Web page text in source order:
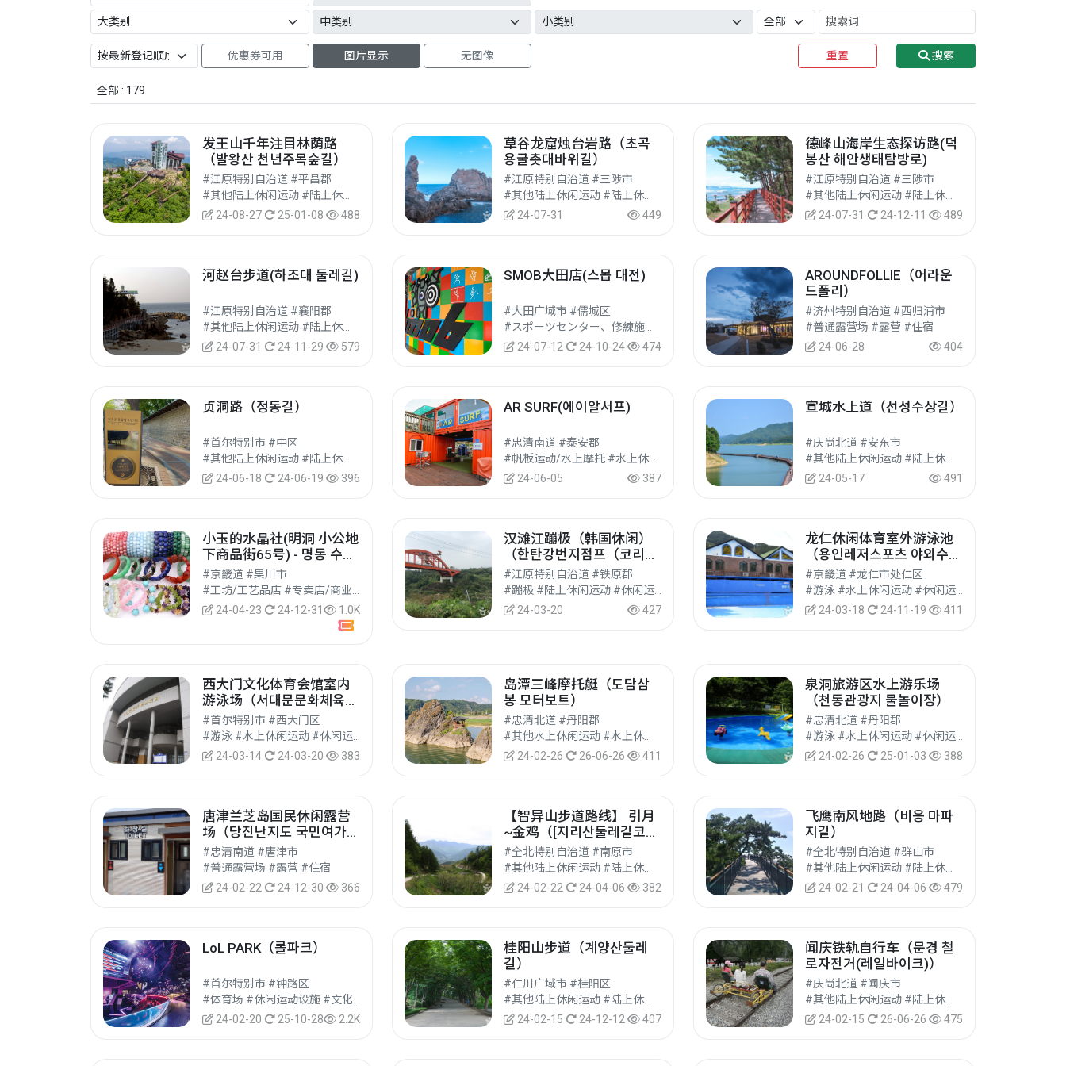
优惠券可用 图片显示 无图像 重置 搜索
全部 : 179
发王山千年注目林荫路
（발왕산 천년주목숲길）
#江原特别自治道 #平昌郡
#其他陆上休闲运动 #陆上休闲运动 #休闲运动
24-08-27
25-01-08 488
草谷龙窟烛台岩路（초곡
용굴촛대바위길）
#江原特别自治道 #三陟市
#其他陆上休闲运动 #陆上休闲运动 #休闲运动
24-07-31
449
德峰山海岸生态探访路(덕
봉산 해안생태탐방로)
#江原特别自治道 #三陟市
#其他陆上休闲运动 #陆上休闲运动 #休闲运动
24-07-31
24-12-11 489
河赵台步道(하조대 둘레길)
#江原特别自治道 #襄阳郡
#其他陆上休闲运动 #陆上休闲运动 #休闲运动
24-07-31
24-11-29 579
SMOB大田店(스몹 대전)
#大田广域市 #儒城区
24-07-12
24-10-24 474
AROUNDFOLLIE（어라운
드폴리）
#济州特别自治道 #西归浦市
#普通露营场 #露营 #住宿
24-06-28
404
贞洞路（정동길）
#首尔特别市 #中区
#其他陆上休闲运动 #陆上休闲运动 #休闲运动
24-06-18
24-06-19 396
AR SURF(에이알서프)
#忠清南道 #泰安郡
#帆板运动/水上摩托 #水上休闲运动 #休闲运动
24-06-05
387
宣城水上道（선성수상길）
#庆尚北道 #安东市
#其他陆上休闲运动 #陆上休闲运动 #休闲运动
24-05-17
491
小玉的水晶社(明洞 小公地
下商品街65号) - 명동 수정
사
#京畿道 #果川市
24-04-23
24-12-31 1.0K
汉滩江蹦极（韩国休闲）
（한탄강번지점프（코리아
레저））
#江原特别自治道 #铁原郡
24-03-20
427
龙仁休闲体育室外游泳池
（용인레저스포츠 야외수영
장）
#京畿道 #龙仁市处仁区
24-03-18
24-11-19 411
西大门文化体育会馆室内
游泳场（서대문문화체육회
관 실내수영장）
#首尔特别市 #西大门区
24-03-14
24-03-20 383
岛潭三峰摩托艇（도담삼
봉 모터보트）
#忠清北道 #丹阳郡
#其他水上休闲运动 #水上休闲运动 #休闲运动
24-02-26
26-06-26 411
泉洞旅游区水上游乐场
（천동관광지 물놀이장）
#忠清北道 #丹阳郡
24-02-26
25-01-03 388
唐津兰芝岛国民休闲露营
场（당진난지도 국민여가캠
핑장）
#忠清南道 #唐津市
#普通露营场 #露营 #住宿
24-02-22
24-12-30 366
【智异山步道路线】 引月
~金鸡（[지리산둘레길코
스]인월~금계）
#全北特别自治道 #南原市
#其他陆上休闲运动 #陆上休闲运动 #休闲运动
24-02-22
24-04-06 382
飞鹰南风地路（비응 마파
지길）
#全北特别自治道 #群山市
#其他陆上休闲运动 #陆上休闲运动 #休闲运动
24-02-21
24-04-06 479
LoL PARK（롤파크）
#首尔特别市 #钟路区
24-02-20
25-10-28 2.2K
桂阳山步道（계양산둘레
길）
#仁川广域市 #桂阳区
#其他陆上休闲运动 #陆上休闲运动 #休闲运动
24-02-15
24-12-12 407
闻庆铁轨自行车（문경 철
로자전거(레일바이크)）
#庆尚北道 #闻庆市
#其他陆上休闲运动 #陆上休闲运动 #休闲运动
24-02-15
26-06-26 475